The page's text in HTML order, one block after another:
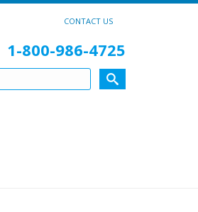
CONTACT US
1-800-986-4725